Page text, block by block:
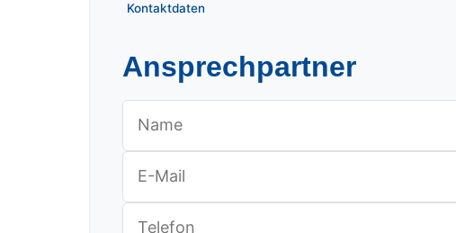
Kontaktdaten
Ansprechpartner